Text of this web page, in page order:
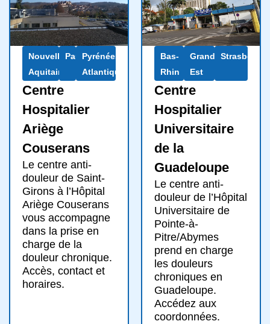
Nouvelle-
Aquitaine
Pau
Pyrénées-
Atlantiques
Centre
Hospitalier
Ariège
Couserans
Le centre anti-
douleur de Saint-
Girons à l’Hôpital
Ariège Couserans
vous accompagne
dans la prise en
charge de la
douleur chronique.
Accès, contact et
horaires.
Bas-
Rhin
Grand
Est
Strasbourg
Centre
Hospitalier
Universitaire
de la
Guadeloupe
Le centre anti-
douleur de l’Hôpital
Universitaire de
Pointe-à-
Pitre/Abymes
prend en charge
les douleurs
chroniques en
Guadeloupe.
Accédez aux
coordonnées.